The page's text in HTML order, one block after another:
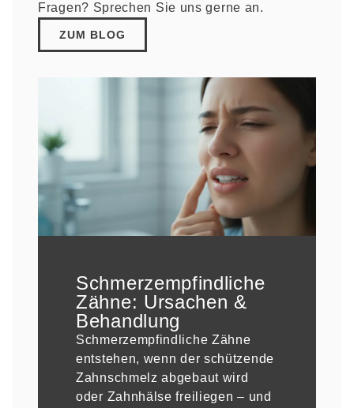
Fragen? Sprechen Sie uns gerne an.
ZUM BLOG
Schmerzempfindliche
Zähne: Ursachen &
Behandlung
Schmerzempfindliche Zähne
entstehen, wenn der schützende
Zahnschmelz abgebaut wird
oder Zahnhälse freiliegen – und